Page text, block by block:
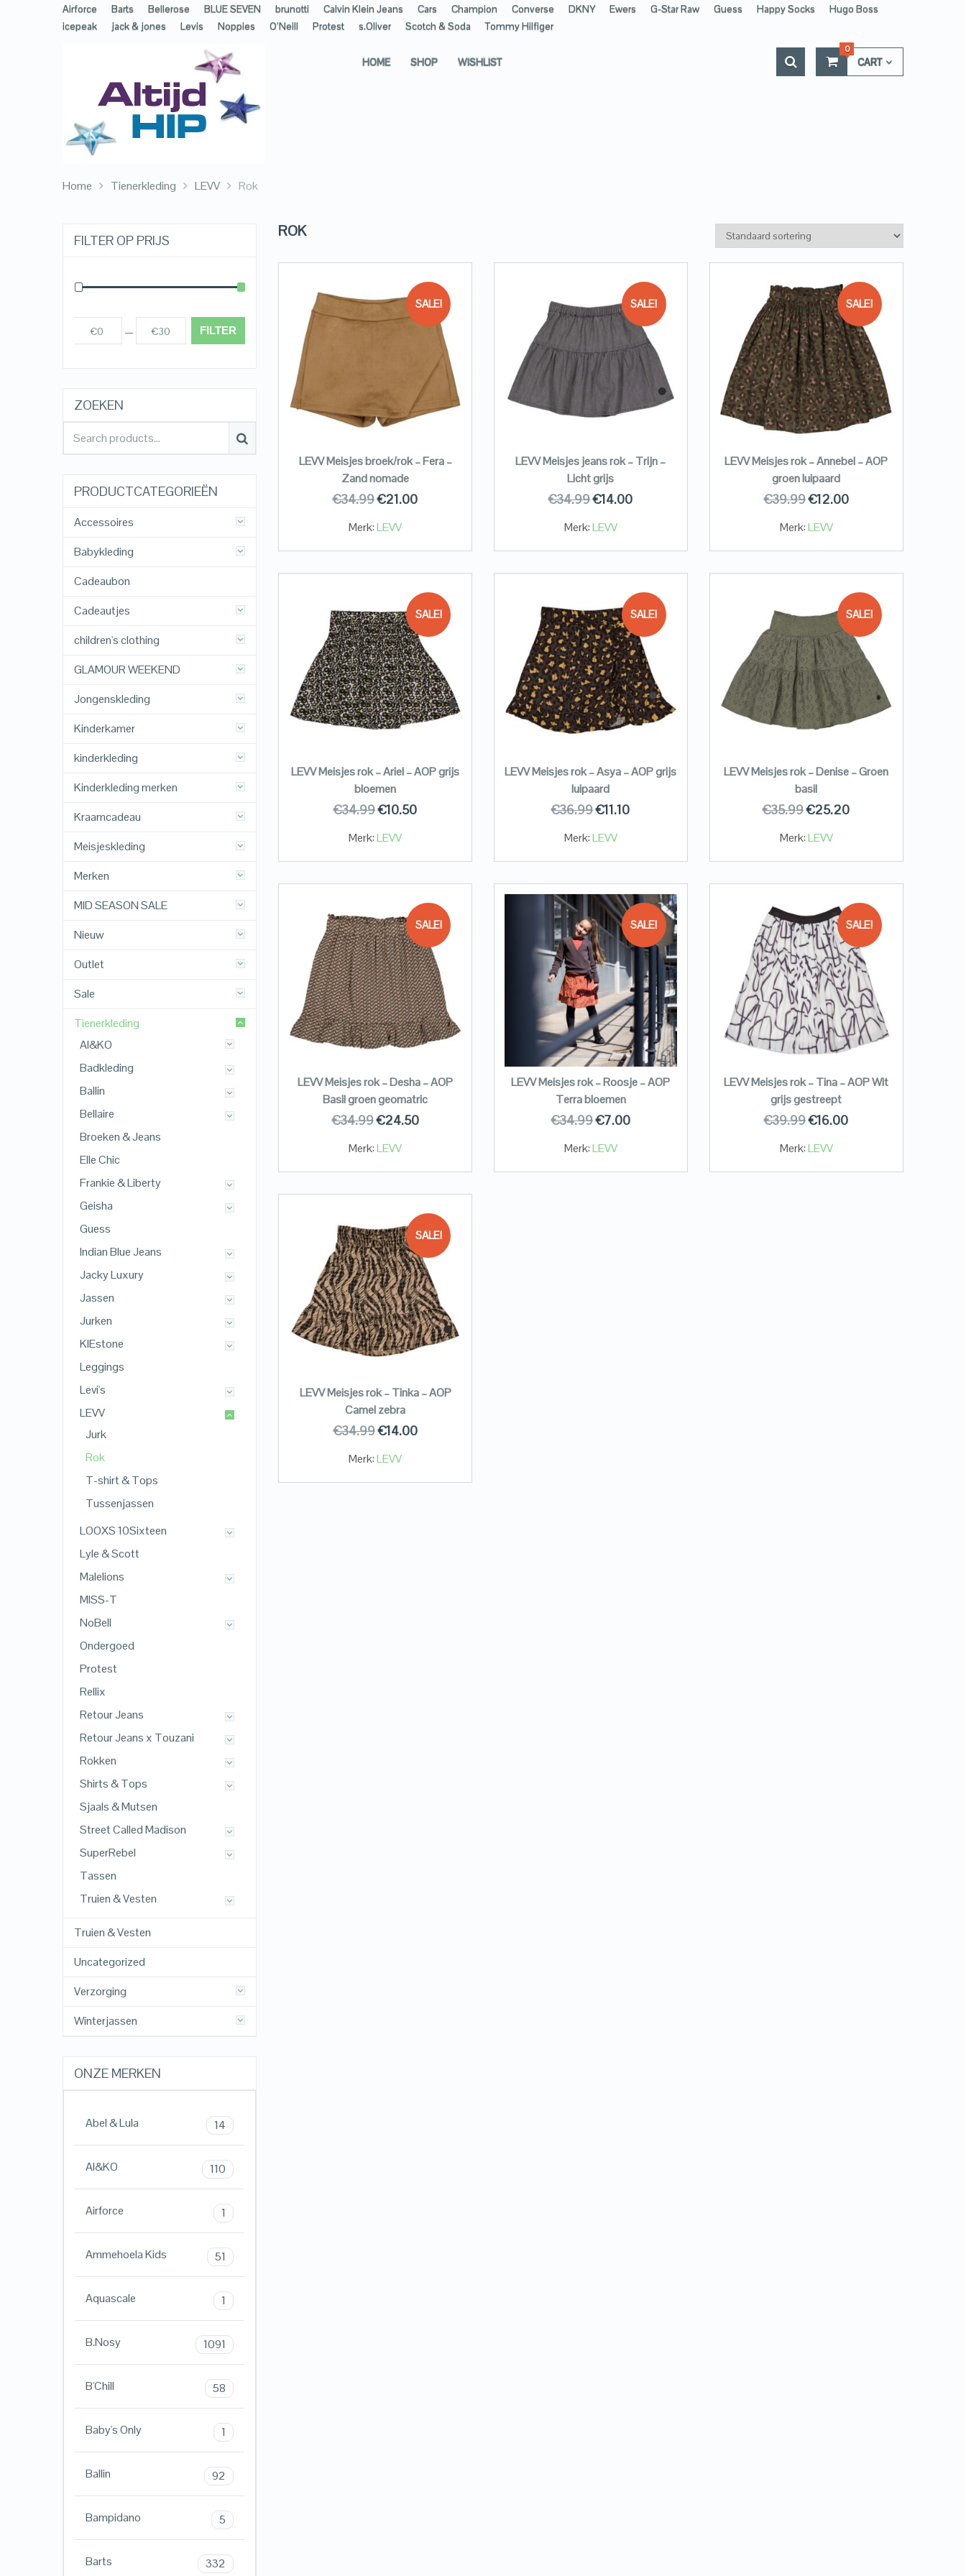
Airforce Barts Bellerose BLUE SEVEN brunotti Calvin Klein Jeans Cars Champion Converse DKNY Ewers G-Star Raw Guess Happy Socks
Hugo Boss
icepeak
jack & jones Levis Noppies O’Neill Protest s.Oliver Scotch & Soda Tommy Hilfiger
HOME SHOP WISHLIST CART
0
Home Tienerkleding LEVV Rok
ROK
SALE!
LEVV Meisjes broek/rok – Fera –
Zand nomade
€34.99€21.00
Merk:LEVV
SALE!
LEVV Meisjes jeans rok – Trijn –
Licht grijs
€34.99€14.00
Merk:LEVV
SALE!
LEVV Meisjes rok – Annebel – AOP
groen luipaard
€39.99€12.00
Merk:LEVV
SALE!
LEVV Meisjes rok – Ariel – AOP grijs
bloemen
€34.99€10.50
Merk:LEVV
SALE!
LEVV Meisjes rok – Asya – AOP grijs
luipaard
€36.99€11.10
Merk:LEVV
SALE!
LEVV Meisjes rok – Denise – Groen
basil
€35.99€25.20
Merk:LEVV
SALE!
LEVV Meisjes rok – Desha – AOP
Basil groen geomatric
€34.99€24.50
Merk:LEVV
SALE!
LEVV Meisjes rok – Roosje – AOP
Terra bloemen
€34.99€7.00
Merk:LEVV
SALE!
LEVV Meisjes rok – Tina – AOP Wit
grijs gestreept
€39.99€16.00
Merk:LEVV
SALE!
LEVV Meisjes rok – Tinka – AOP
Camel zebra
€34.99€14.00
Merk:LEVV
FILTER OP PRIJS
FILTER
€0 — €30
ZOEKEN
PRODUCTCATEGORIEËN
Accessoires
Babykleding
Cadeaubon
Cadeautjes
children's clothing
GLAMOUR WEEKEND
Jongenskleding
Kinderkamer
kinderkleding
Kinderkleding merken
Kraamcadeau
Meisjeskleding
Merken
MID SEASON SALE
Nieuw
Outlet
Sale
Tienerkleding
AI&KO
Badkleding
Ballin
Bellaire
Broeken & Jeans
Elle Chic
Frankie & Liberty
Geisha
Guess
Indian Blue Jeans
Jacky Luxury
Jassen
Jurken
KIEstone
Leggings
Levi's
LEVV
Jurk
Rok
T-shirt & Tops
Tussenjassen
LOOXS 10Sixteen
Lyle & Scott
Malelions
MISS-T
NoBell
Ondergoed
Protest
Rellix
Retour Jeans
Retour Jeans x Touzani
Rokken
Shirts & Tops
Sjaals & Mutsen
Street Called Madison
SuperRebel
Tassen
Truien & Vesten
Truien & Vesten
Uncategorized
Verzorging
Winterjassen
ONZE MERKEN
Abel & Lula 14
AI&KO 110
Airforce 1
Ammehoela Kids 51
Aquascale 1
B.Nosy 1091
B'Chill 58
Baby's Only 1
Ballin 92
Bampidano 5
Barts 332